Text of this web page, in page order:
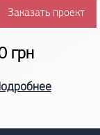
Заказать проект
грн